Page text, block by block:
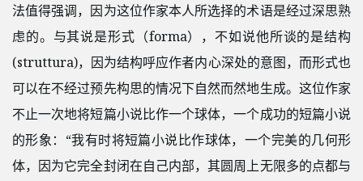
法值得强调，因为这位作家本人所选择的术语是经过深思熟
虑的。与其说是形式（forma），不如说他所谈的是结构
(struttura)，因为结构呼应作者内心深处的意图，而形式也
可以在不经过预先构思的情况下自然而然地生成。这位作家
不止一次地将短篇小说比作一个球体，一个成功的短篇小说
的形象：“我有时将短篇小说比作球体，一个完美的几何形
体，因为它完全封闭在自己内部，其圆周上无限多的点都与